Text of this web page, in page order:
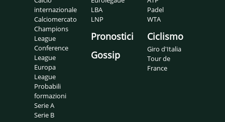
internazionale
Calciomercato
Champions
League
Conference
League
Europa
League
Probabili
formazioni
Serie A
Serie B
LBA
LNP
Pronostici
Gossip
Padel
WTA
Ciclismo
Giro d'Italia
Tour de
France